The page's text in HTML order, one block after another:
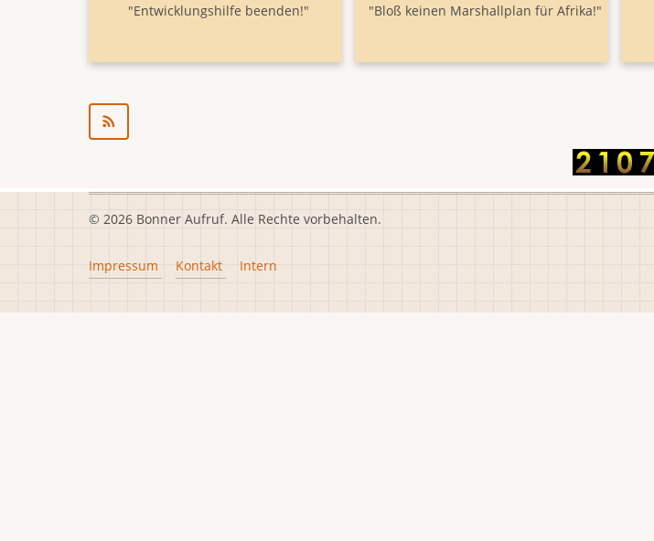
"Entwicklungshilfe beenden!" "Bloß keinen Marshallplan für Afrika!"
© 2026 Bonner Aufruf. Alle Rechte vorbehalten.
Footer
menu
Impressum Kontakt
Intern